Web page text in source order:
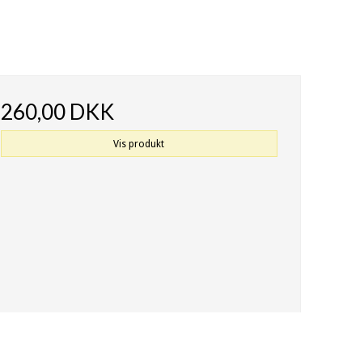
260,00 DKK
Vis produkt